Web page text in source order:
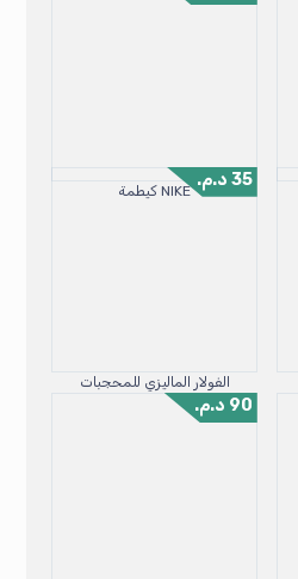
NIKE كيطمة
الفولار الماليزي للمحجبات
35 د.م.
90 د.م.